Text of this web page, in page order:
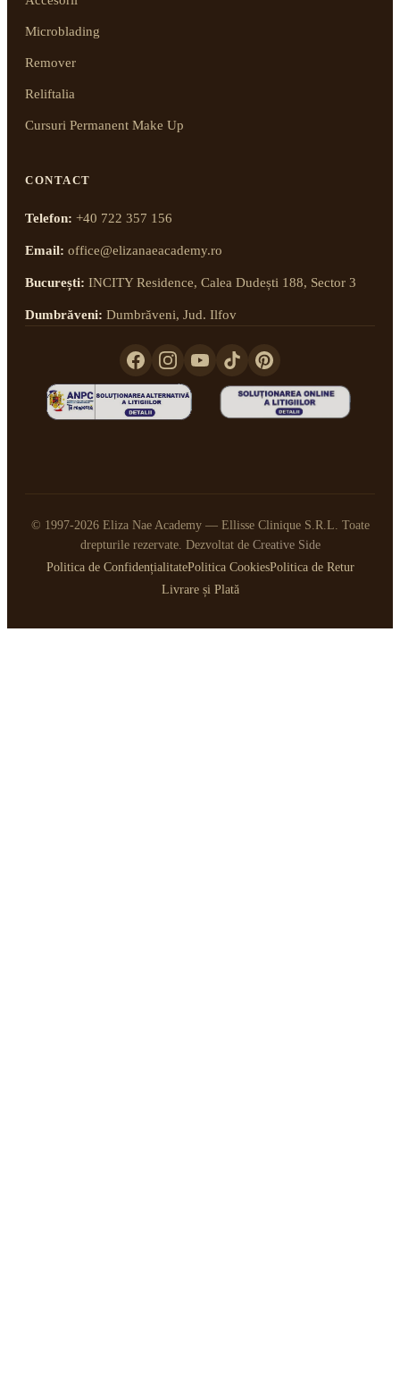
Microblading
Remover
Reliftalia
Cursuri Permanent Make Up
CONTACT
Telefon: +40 722 357 156
Email: office@elizanaeacademy.ro
București: INCITY Residence, Calea Dudești 188, Sector 3
Dumbrăveni: Dumbrăveni, Jud. Ilfov
© 1997-2026 Eliza Nae Academy — Ellisse Clinique S.R.L. Toate
drepturile rezervate. Dezvoltat de Creative Side
Politica de ConfidențialitatePolitica CookiesPolitica de Retur
Livrare și Plată